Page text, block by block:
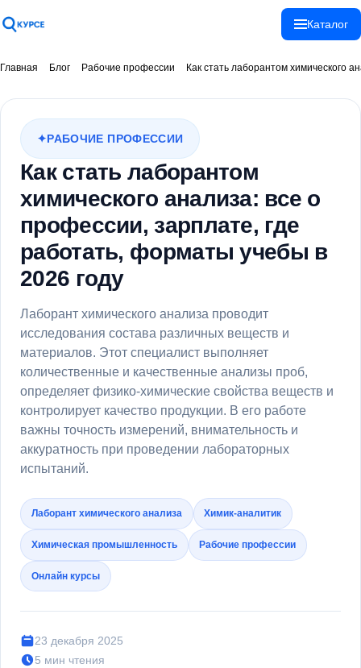
Каталог
Главная Блог Рабочие профессии Как стать лаборантом химического
РАБОЧИЕ ПРОФЕССИИ
Как стать лаборантом
химического анализа: все о
профессии, зарплате, где
работать, форматы учебы в
2026 году
Лаборант химического анализа проводит
исследования состава различных веществ и
материалов. Этот специалист выполняет
количественные и качественные анализы проб,
определяет физико-химические свойства веществ и
контролирует качество продукции. В его работе
важны точность измерений, внимательность и
аккуратность при проведении лабораторных
испытаний.
Лаборант химического анализа Химик-аналитик
Химическая промышленность Рабочие профессии
Онлайн курсы
23 декабря 2025
5 мин чтения
Ваше сообщение
Закрыть